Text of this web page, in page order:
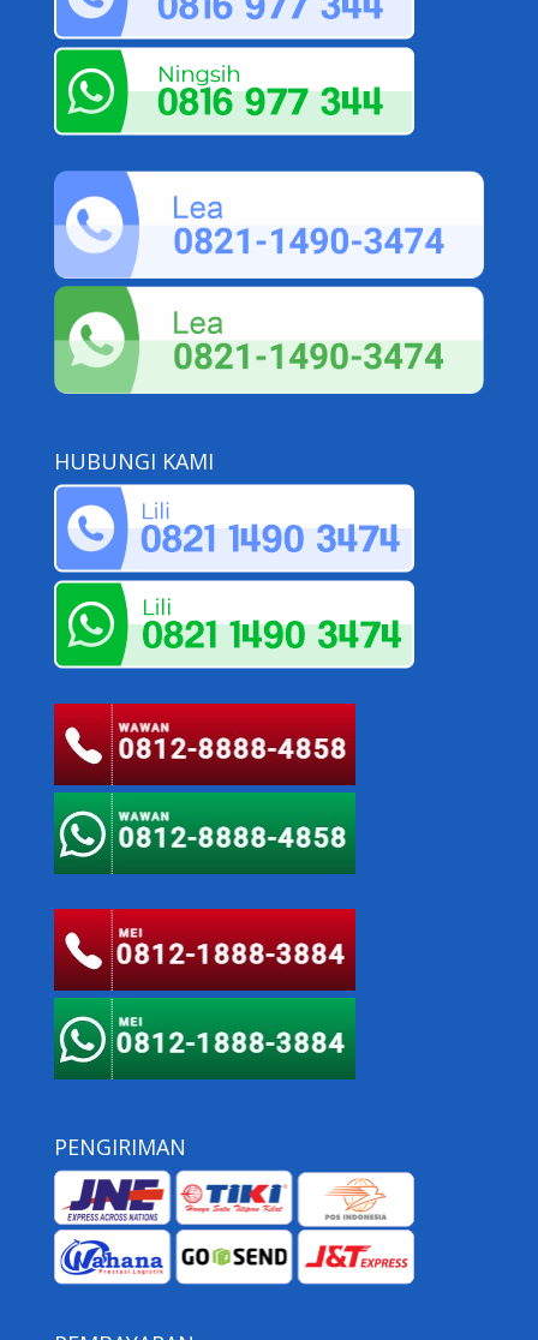
HUBUNGI KAMI
PENGIRIMAN